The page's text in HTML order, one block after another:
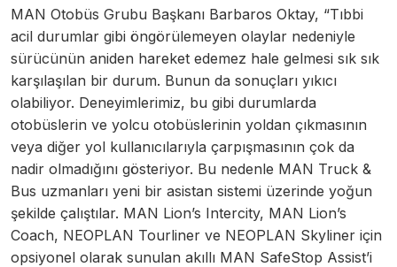
MAN Otobüs Grubu Başkanı Barbaros Oktay, “Tıbbi
acil durumlar gibi öngörülemeyen olaylar nedeniyle
sürücünün aniden hareket edemez hale gelmesi sık sık
karşılaşılan bir durum. Bunun da sonuçları yıkıcı
olabiliyor. Deneyimlerimiz, bu gibi durumlarda
otobüslerin ve yolcu otobüslerinin yoldan çıkmasının
veya diğer yol kullanıcılarıyla çarpışmasının çok da
nadir olmadığını gösteriyor. Bu nedenle MAN Truck &
Bus uzmanları yeni bir asistan sistemi üzerinde yoğun
şekilde çalıştılar. MAN Lion’s Intercity, MAN Lion’s
Coach, NEOPLAN Tourliner ve NEOPLAN Skyliner için
opsiyonel olarak sunulan akıllı MAN SafeStop Assist’i